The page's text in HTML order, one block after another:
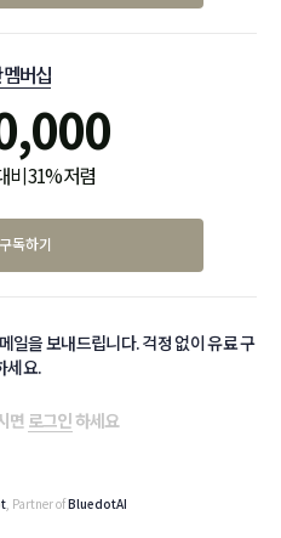
버십
비 31% 저렴
독하기
일을 보내드립니다. 걱정 없이 유료 구
세요.
면로그인하세요
, Partner ofBluedotAI